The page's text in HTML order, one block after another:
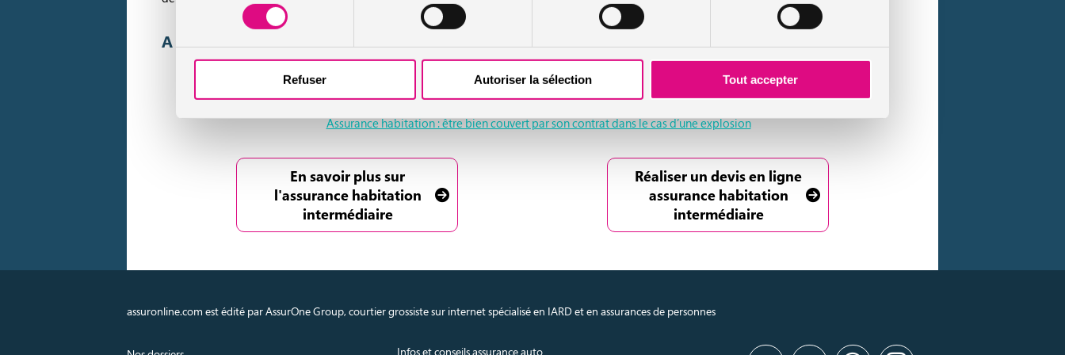
consentement
Refuser Autoriser la sélection Tout accepter
A lire aussi :
Défaut d’isolation : assurance habitation ou garantie décennale du constructeur
Assurance habitation : être bien couvert par son contrat dans le cas d’une explosion
En savoir plus sur
l'assurance habitation
intermédiaire
Réaliser un devis en ligne
assurance habitation
intermédiaire
assuronline.com est édité par AssurOne Group, courtier grossiste sur internet spécialisé en IARD et en assurances de personnes
Infos et conseils assurance auto